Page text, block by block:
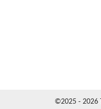
©2025 - 2026